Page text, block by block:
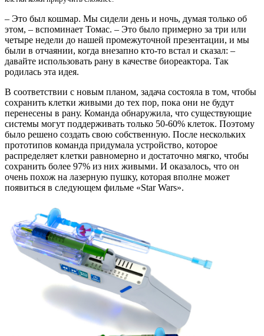
– Это был кошмар. Мы сидели день и ночь, думая только об
этом, – вспоминает Томас. – Это было примерно за три или
четыре недели до нашей промежуточной презентации, и мы
были в отчаянии, когда внезапно кто-то встал и сказал: –
давайте использовать рану в качестве биореактора. Так
родилась эта идея.
В соответствии с новым планом, задача состояла в том, чтобы
сохранить клетки живыми до тех пор, пока они не будут
перенесены в рану. Команда обнаружила, что существующие
системы могут поддерживать только 50-60% клеток. Поэтому
было решено создать свою собственную. После нескольких
прототипов команда придумала устройство, которое
распределяет клетки равномерно и достаточно мягко, чтобы
сохранить более 97% из них живыми. И оказалось, что он
очень похож на лазерную пушку, которая вполне может
появиться в следующем фильме «Star Wars».